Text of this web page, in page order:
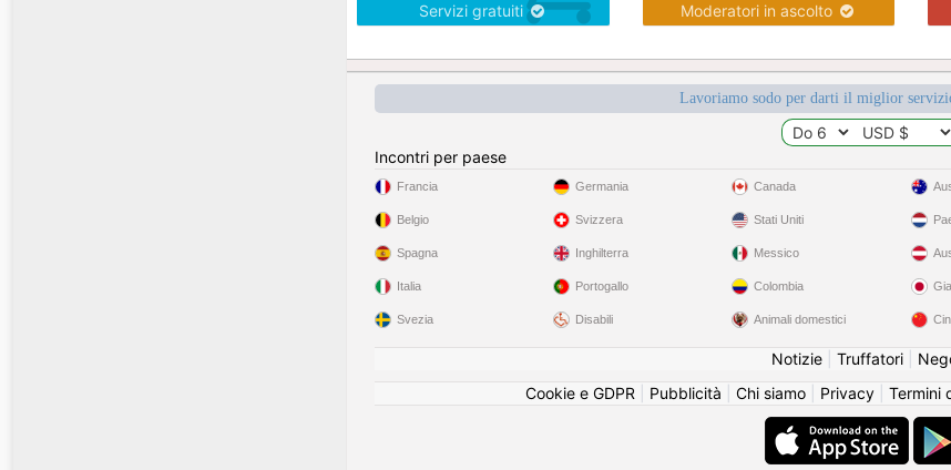
Servizi gratuiti Moderatori in ascolto
Lavoriamo sodo per darti il miglior
Incontri per paese
Francia
Belgio
Spagna
Italia
Svezia
Germania
Svizzera
Inghilterra
Portogallo
Disabili
Canada
Stati Uniti
Messico
Colombia
Animali domestici
Notizie| Truffatori|
Cookie e GDPR
Pubblicità Chi siamo Privacy Termini